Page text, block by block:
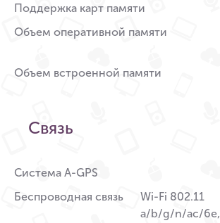
Поддержка карт памяти
Объем оперативной памяти
Объем встроенной памяти
Связь
Система A-GPS
Беспроводная связь
Wi-Fi 802.11
a/b/g/n/ac/6e,